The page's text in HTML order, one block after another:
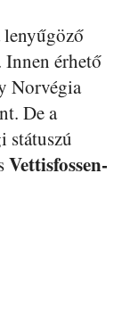
lenyűgöző
érhető
Norvégia
De a
státuszú
Vettisfossen-